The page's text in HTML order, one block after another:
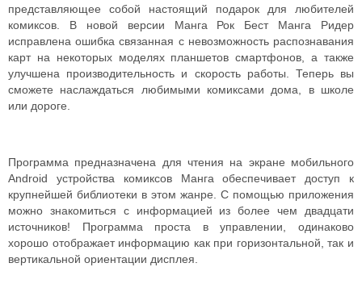
представляющее собой настоящий подарок для любителей
комиксов. В новой версии Манга Рок Бест Манга Ридер
исправлена ошибка связанная с невозможность распознавания
карт на некоторых моделях планшетов смартфонов, а также
улучшена производительность и скорость работы. Теперь вы
сможете наслаждаться любимыми комиксами дома, в школе
или дороге.
Программа предназначена для чтения на экране мобильного
Android устройства комиксов Манга обеспечивает доступ к
крупнейшей библиотеки в этом жанре. С помощью приложения
можно знакомиться с информацией из более чем двадцати
источников! Программа проста в управлении, одинаково
хорошо отображает информацию как при горизонтальной, так и
вертикальной ориентации дисплея.